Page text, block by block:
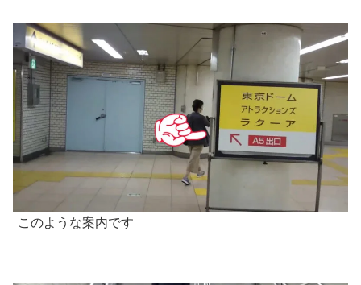
このような案内です